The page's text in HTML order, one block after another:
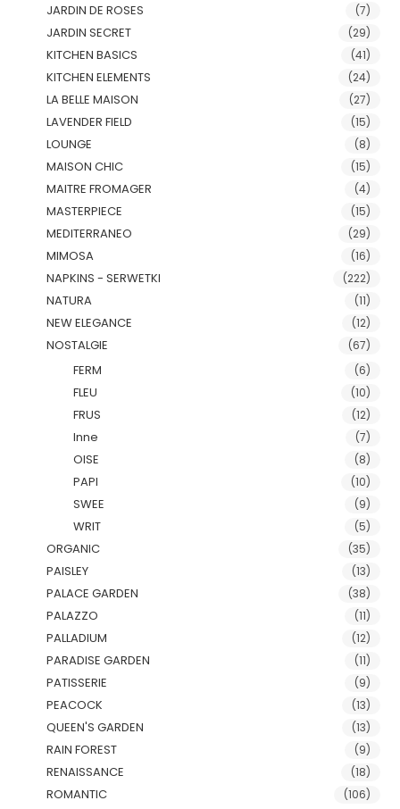
JARDIN DE ROSES (7)
JARDIN SECRET (29)
KITCHEN BASICS (41)
KITCHEN ELEMENTS (24)
LA BELLE MAISON (27)
LAVENDER FIELD (15)
LOUNGE (8)
MAISON CHIC (15)
MAITRE FROMAGER (4)
MASTERPIECE (15)
MEDITERRANEO (29)
MIMOSA (16)
NAPKINS - SERWETKI (222)
NATURA (11)
NEW ELEGANCE (12)
NOSTALGIE (67)
FERM (6)
FLEU (10)
FRUS (12)
Inne (7)
OISE (8)
PAPI (10)
SWEE (9)
WRIT (5)
ORGANIC (35)
PAISLEY (13)
PALACE GARDEN (38)
PALAZZO (11)
PALLADIUM (12)
PARADISE GARDEN (11)
PATISSERIE (9)
PEACOCK (13)
QUEEN'S GARDEN (13)
RAIN FOREST (9)
RENAISSANCE (18)
ROMANTIC (106)